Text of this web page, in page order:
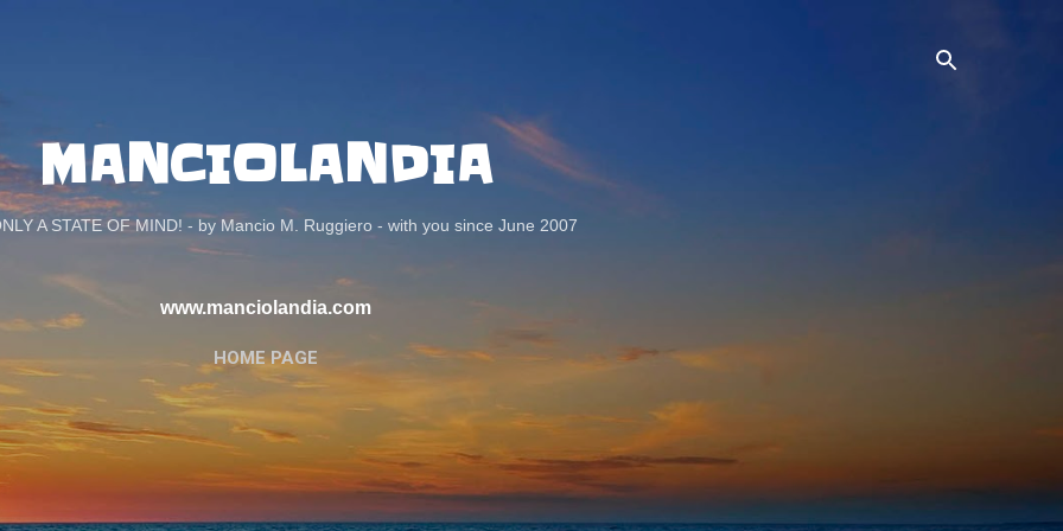
MANCIOLANDIA
A STATE OF MIND! - by Mancio M. Ruggiero - with you since June 2007
www.manciolandia.com
HOME PAGE